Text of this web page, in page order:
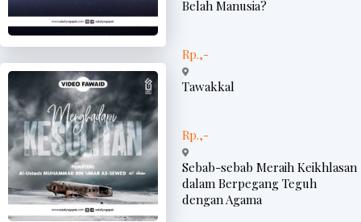
Belah Manusia?
Rp.,-
Tawakkal
Rp.,-
Sebab-sebab Meraih Keikhlasan
dalam Berpegang Teguh
dengan Agama